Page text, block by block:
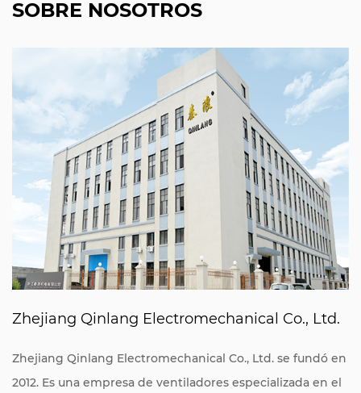
SOBRE NOSOTROS
Zhejiang Qinlang Electromechanical Co., Ltd.
Zhejiang Qinlang Electromechanical Co., Ltd. se fundó en
2012. Es una empresa de ventiladores especializada en el